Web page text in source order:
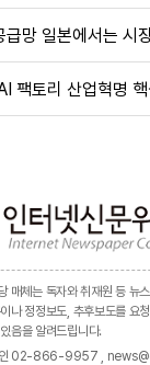
망 일본에서는 시
팩토리 산업혁명
매체는 독자와 취재원 등 뉴
나 정정보도, 추후보도를 요
음을 알려드립니다.
인 02-866-9957 ,